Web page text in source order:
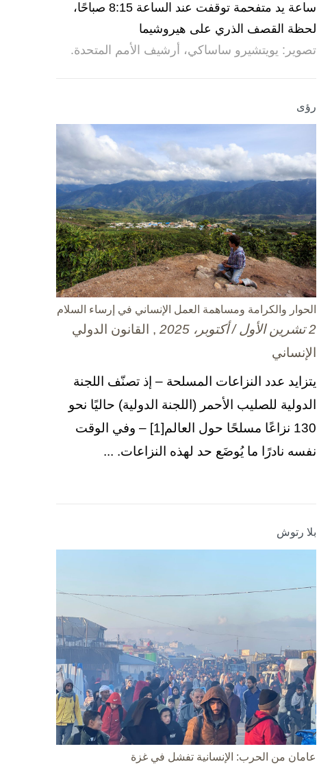
ساعة يد متفحمة توقفت عند الساعة 8:15 صباحًا،
لحظة القصف الذري على هيروشيما
تصوير: يويتشيرو ساساكي، أرشيف الأمم المتحدة.
رؤى
الحوار والكرامة ومساهمة العمل الإنساني في إرساء السلام
2 تشرين الأول / أكتوبر، 2025
, القانون الدولي
الإنساني
يتزايد عدد النزاعات المسلحة – إذ تصنّف اللجنة
الدولية للصليب الأحمر (اللجنة الدولية) حاليًا نحو
130 نزاعًا مسلحًا حول العالم[1] – وفي الوقت
نفسه نادرًا ما يُوضَع حد لهذه النزاعات. ...
بلا رتوش
عامان من الحرب: الإنسانية تفشل في غزة